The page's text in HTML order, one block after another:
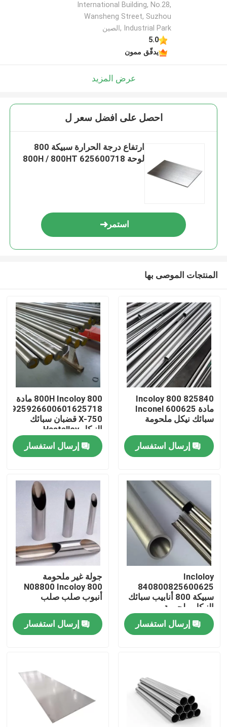
معلومات عنا
جولة في المعمل
مراقبة الجودة
اتصل بنا
مادة Inconel 600
مادة Inconel 718
International Building, No.28,
Wansheng Street, Suzhou
Industrial Park ,الصين
5.0
يدقّق ممون
عرض المزيد
احصل على افضل سعر ل
ارتفاع درجة الحرارة سبيكة 800
لوحة 800H / 800HT 625600718
استمر
المنتجات الموصى بها
825840 Incoloy 800
مادة Inconel 600625
سبائك نيكل ملحومة
إرسال استفسار
800H Incoloy 800 مادة
X-750 قضبان سبائك
النيكل Hastelloy
إرسال استفسار
Incloloy
840800825600625
سبيكة 800 أنابيب سبائك
النيكل ملحومة
إرسال استفسار
جولة غير ملحومة
N08800 Incoloy 800
أنبوب صلب صلب
إرسال استفسار